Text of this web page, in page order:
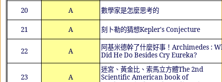
20
A 數學家是怎麼思考的
21 A 刻卜勒的猜想Kepler's Conjecture
22 A 阿基米德幹了什麼好事！ Archimedes :
Did He Do Besides CryEureka?
23 A
迷宮、黃金比、索馬立方體The 2nd
Scientific American book of